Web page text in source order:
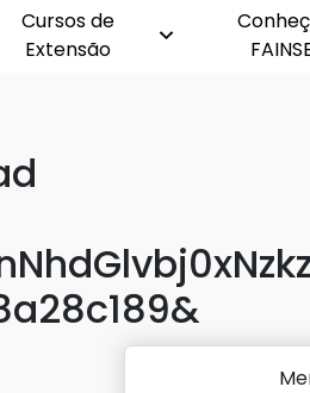
Cursos de
Extensão